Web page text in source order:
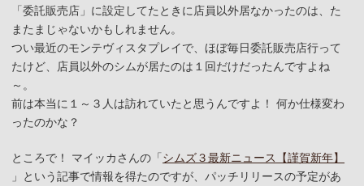
「委託販売店」に設定してたときに店員以外居なかったのは、た
またまじゃないかもしれません。
つい最近のモンテヴィスタプレイで、ほぼ毎日委託販売店行って
たけど、店員以外のシムが居たのは１回だけだったんですよね
～。
前は本当に１～３人は訪れていたと思うんですよ！ 何か仕様変わ
ったのかな？
ところで！ マイッカさんの「シムズ３最新ニュース【謹賀新年】
」という記事で情報を得たのですが、パッチリリースの予定があ